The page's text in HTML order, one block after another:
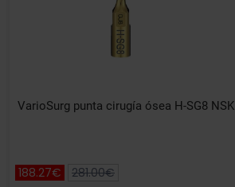
VarioSurg punta cirugía ósea H-SG8 NSK
188.27€ 281.00€